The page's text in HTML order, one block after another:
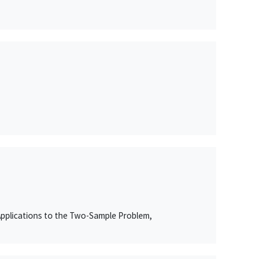
to the Two-Sample Problem,